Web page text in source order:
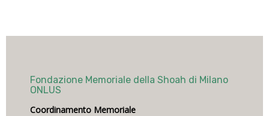
Fondazione Memoriale della Shoah di Milano
ONLUS
Coordinamento Memoriale